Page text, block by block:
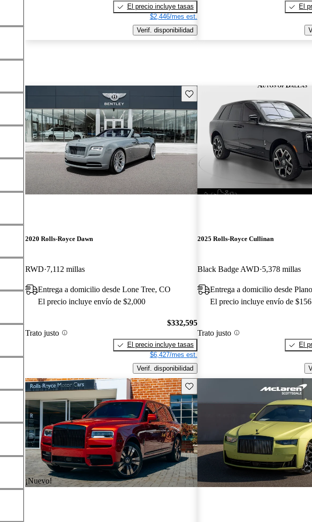
El precio incluye tasas
$2,446/mes est.
Verif. disponibilidad
El
Guarda este Aviso
2020 Rolls-Royce Dawn
RWD 7,112 millas
Entrega a domicilio desde Lone Tree, CO
El precio incluye envío de $2,000
Trato justo
$332,595
El precio incluye tasas
$6,427/mes est.
Verif. disponibilidad
2025 Rolls-Royce Cullinan
Black Badge AWD 5,378 millas
Entrega a domicilio desde
El precio incluye envío de $156
Trato justo
El
¡Nuevo!
Guarda este Aviso